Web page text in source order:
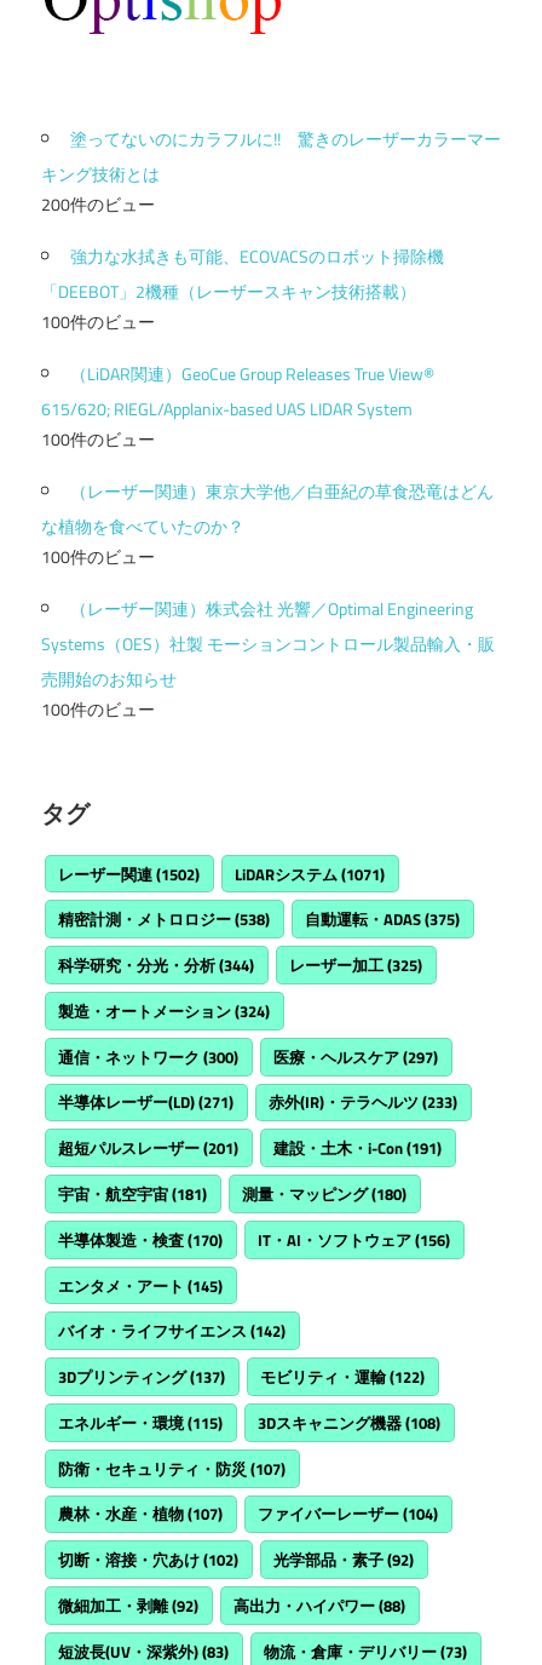
塗ってないのにカラフルに!! 驚きのレーザーカラーマー
キング技術とは
200件のビュー
強力な水拭きも可能、ECOVACSのロボット掃除機
「DEEBOT」2機種（レーザースキャン技術搭載）
100件のビュー
（LiDAR関連）GeoCue Group Releases True View®
615/620; RIEGL/Applanix-based UAS LIDAR System
100件のビュー
（レーザー関連）東京大学他／白亜紀の草食恐竜はどん
な植物を食べていたのか？
100件のビュー
（レーザー関連）株式会社 光響／Optimal Engineering
Systems（OES）社製 モーションコントロール製品輸入・販
売開始のお知らせ
100件のビュー
タグ
レーザー関連(1502) LiDARシステム(1071)
精密計測・メトロロジー(538) 自動運転・ADAS(375)
科学研究・分光・分析(344) レーザー加工(325)
製造・オートメーション(324)
通信・ネットワーク (300) 医療・ヘルスケア(297)
半導体レーザー(LD)(271) 赤外(IR)・テラヘルツ (233)
超短パルスレーザー(201) 建設・土木・i-Con(191)
宇宙・航空宇宙(181) 測量・マッピング(180)
半導体製造・検査(170) IT・AI・ソフトウェア(156)
エンタメ・アート (145)
バイオ・ライフサイエンス (142)
3Dプリンティング(137) モビリティ・運輸(122)
エネルギー・環境(115) 3Dスキャニング機器(108)
防衛・セキュリティ・防災 (107)
農林・水産・植物(107) ファイバーレーザー(104)
切断・溶接・穴あけ(102) 光学部品・素子(92)
微細加工・剥離(92) 高出力・ハイパワー(88)
短波長(UV・深紫外)(83) 物流・倉庫・デリバリー(73)